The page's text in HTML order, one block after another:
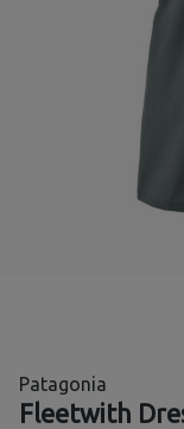
Patagonia
Fleetwith